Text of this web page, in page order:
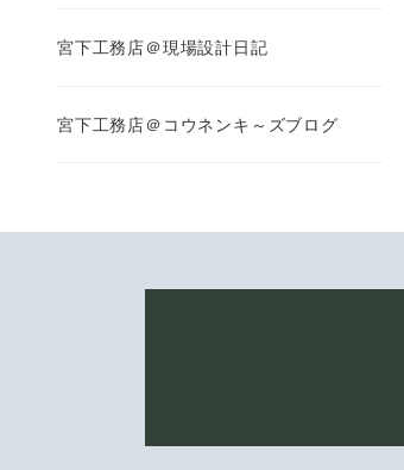
宮下工務店＠現場設計日記
宮下工務店＠コウネンキ～ズブログ